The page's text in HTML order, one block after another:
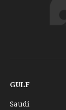
GULF
Saudi